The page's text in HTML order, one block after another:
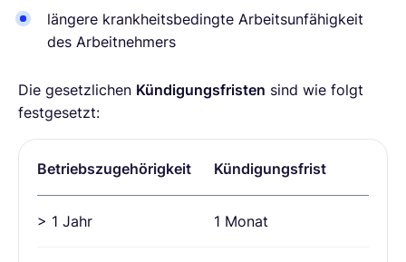
längere krankheitsbedingte Arbeitsunfähigkeit
des Arbeitnehmers
Die gesetzlichen Kündigungsfristen sind wie folgt
festgesetzt:
Betriebszugehörigkeit Kündigungsfrist
> 1 Jahr 1 Monat